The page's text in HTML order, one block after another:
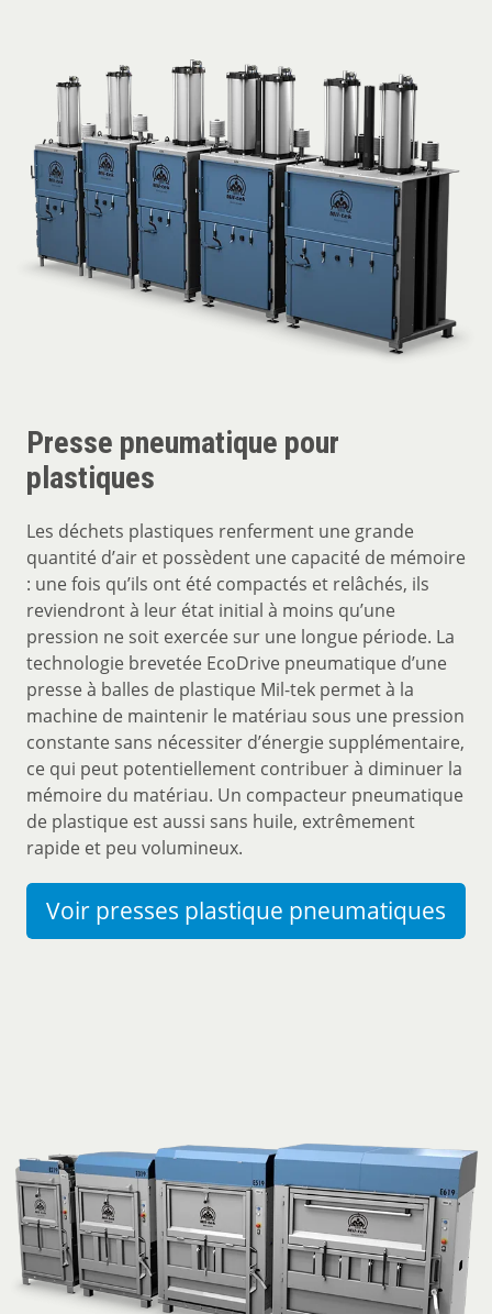
Presse pneumatique pour
plastiques
Les déchets plastiques renferment une grande
quantité d’air et possèdent une capacité de mémoire
: une fois qu’ils ont été compactés et relâchés, ils
reviendront à leur état initial à moins qu’une
pression ne soit exercée sur une longue période. La
technologie brevetée EcoDrive pneumatique d’une
presse à balles de plastique Mil-tek permet à la
machine de maintenir le matériau sous une pression
constante sans nécessiter d’énergie supplémentaire,
ce qui peut potentiellement contribuer à diminuer la
mémoire du matériau. Un compacteur pneumatique
de plastique est aussi sans huile, extrêmement
rapide et peu volumineux.
Voir presses plastique pneumatiques